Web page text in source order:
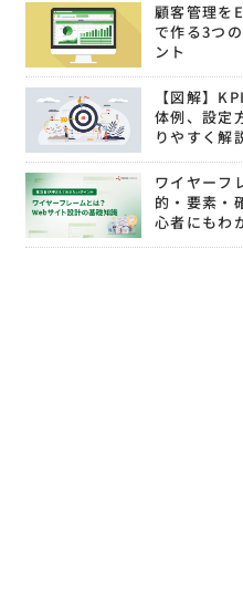
顧客管理を
で作る3つ
ント
【図解】
体例、設定
りやすく解
ワイヤーフ
的・要素・
心者にもわ